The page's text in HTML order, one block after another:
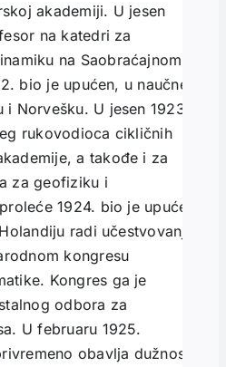
akademiji. U jesen
na katedri za
na Saobraćajnom
bio je upućen, u naučne
i Norvešku. U jesen 1923.
rukovodioca cikličnih
a takođe i za
za geofiziku i
1924. bio je upućen
radi učestvovanja
kongresu
Kongres ga je
odbora za
U februaru 1925.
obavlja dužnost